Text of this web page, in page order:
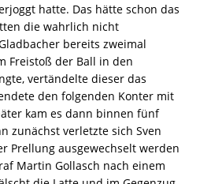
hatte. Das hätte schon das
die wahrlich nicht
bereits zweimal
Freistoß der Ball in den
vertändelte dieser das
den folgenden Konter mit
kam es dann binnen fünf
zunächst verletzte sich Sven
Prellung ausgewechselt werden
Martin Gollasch nach einem